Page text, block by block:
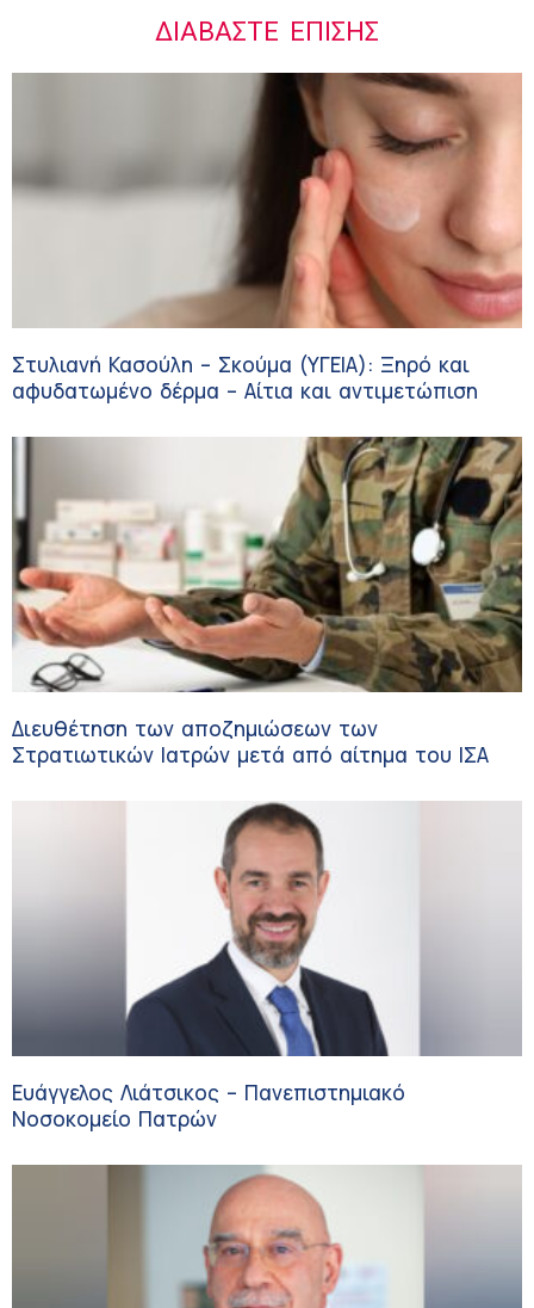
ΔΙΑΒΆΣΤΕ ΕΠΊΣΗΣ
Στυλιανή Κασούλη – Σκούμα (ΥΓΕΙΑ): Ξηρό και
αφυδατωμένο δέρμα – Αίτια και αντιμετώπιση
Διευθέτηση των αποζημιώσεων των
Στρατιωτικών Ιατρών μετά από αίτημα του ΙΣΑ
Ευάγγελος Λιάτσικος – Πανεπιστημιακό
Νοσοκομείο Πατρών